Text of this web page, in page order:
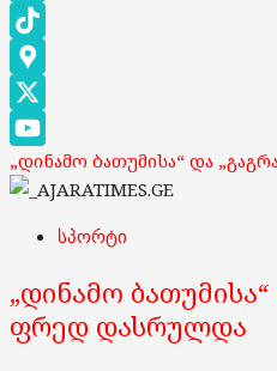
Instagram
TikTok
Google
Maps
X
YouTube
Channel
„დინამო ბათუმისა“ და
სპორტი
„დინამო
ფრედ დასრულდა